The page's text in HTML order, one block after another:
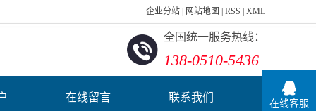
企业分站 网站地图 RSS XML
全国统一服务热线：
138-0510-5436
在线留言 联系我们
在线客服